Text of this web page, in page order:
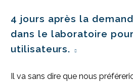
4 jours après la
dans le laboratoire
utilisateurs.
Il va sans dire que nous